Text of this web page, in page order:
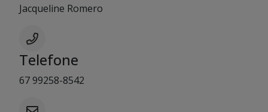
Jacqueline Romero
Telefone
67 99258-8542